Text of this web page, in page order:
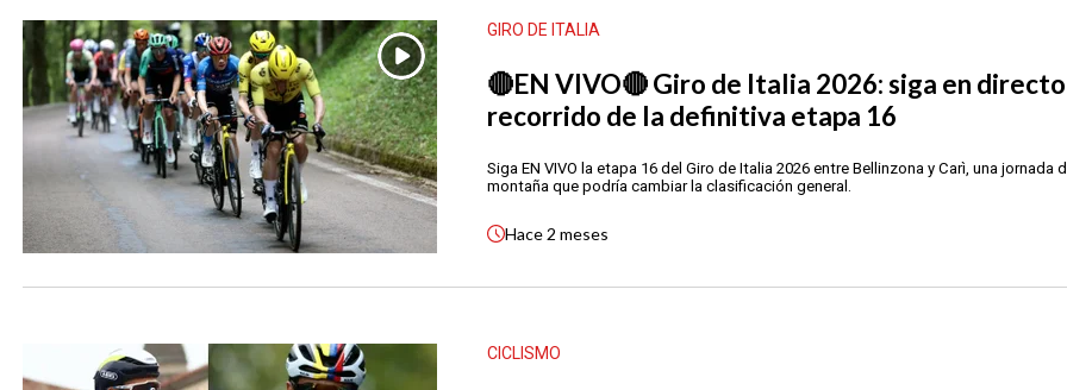
GIRO DE ITALIA
🔴EN VIVO🔴 Giro de Italia 2026: siga en
recorrido de la definitiva etapa 16
Siga EN VIVO la etapa 16 del Giro de Italia 2026 entre Bellinzona y Carì, una jornada
montaña que podría cambiar la clasificación general.
Hace2 meses
CICLISMO